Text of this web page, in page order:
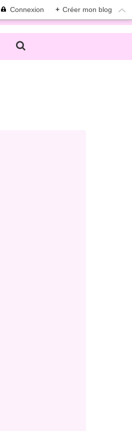
Connexion + Créer mon blog